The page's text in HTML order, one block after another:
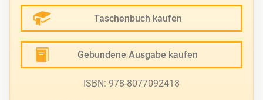
Taschenbuch kaufen
Gebundene Ausgabe kaufen
ISBN: 978-8077092418